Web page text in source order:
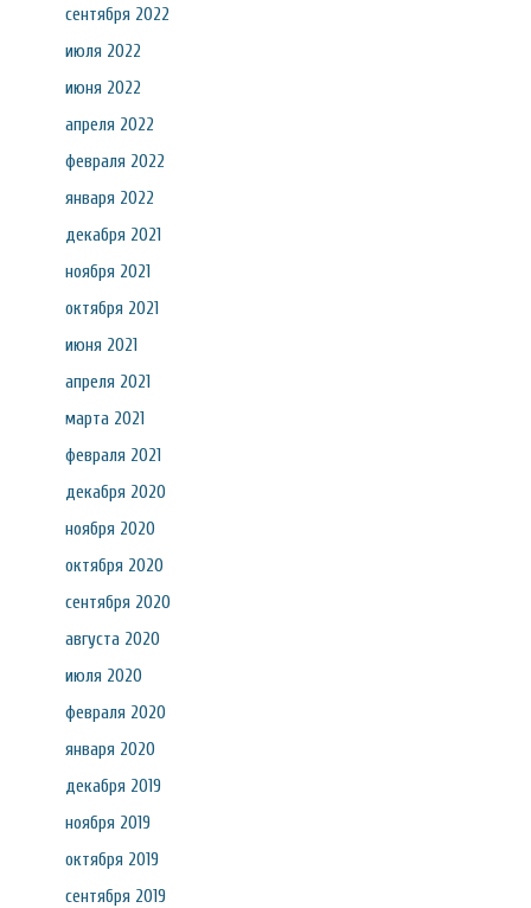
сентября 2022
июля 2022
июня 2022
апреля 2022
февраля 2022
января 2022
декабря 2021
ноября 2021
октября 2021
июня 2021
апреля 2021
марта 2021
февраля 2021
декабря 2020
ноября 2020
октября 2020
сентября 2020
августа 2020
июля 2020
февраля 2020
января 2020
декабря 2019
ноября 2019
октября 2019
сентября 2019